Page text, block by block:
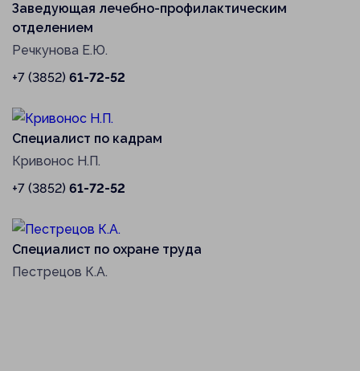
Заведующая лечебно-профилактическим
отделением
Речкунова Е.Ю.
+7 (3852) 61-72-52
Специалист по кадрам
Кривонос Н.П.
+7 (3852) 61-72-52
Специалист по охране труда
Пестрецов К.А.